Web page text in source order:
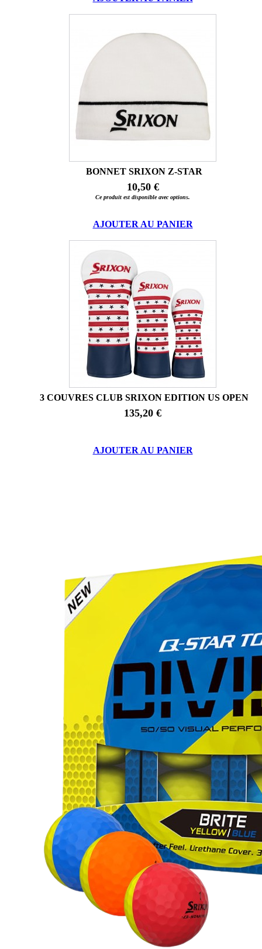
BONNET SRIXON Z-STAR
10,50 €
Ce produit est disponible avec options.
AJOUTER AU PANIER
3 COUVRES CLUB SRIXON EDITION US OPEN
135,20 €
AJOUTER AU PANIER